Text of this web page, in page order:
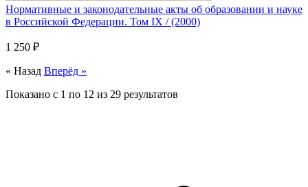
Нормативные и законодательные акты об образовании и науке
в Российской Федерации. Том IX / (2000)
1 250 ₽
« Назад Вперёд »
Показано с 1 по 12 из 29 результатов